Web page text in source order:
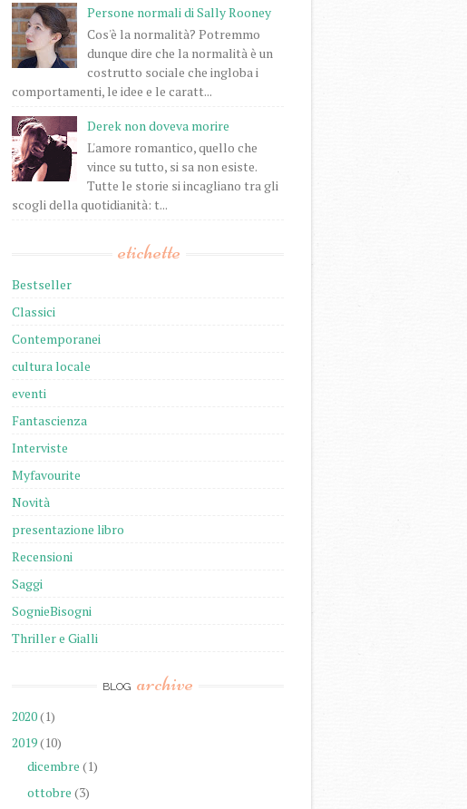
Persone normali di Sally Rooney
Cos'è la normalità? Potremmo
dunque dire che la normalità è un
costrutto sociale che ingloba i
comportamenti, le idee e le caratt...
Derek non doveva morire
L'amore romantico, quello che
vince su tutto, si sa non esiste.
Tutte le storie si incagliano tra gli
scogli della quotidianità: t...
etichette
Bestseller
Classici
Contemporanei
cultura locale
eventi
Fantascienza
Interviste
Myfavourite
Novità
presentazione libro
Recensioni
Saggi
SognieBisogni
Thriller e Gialli
BLOG archive
2020(1)
2019(10)
dicembre (1)
ottobre (3)